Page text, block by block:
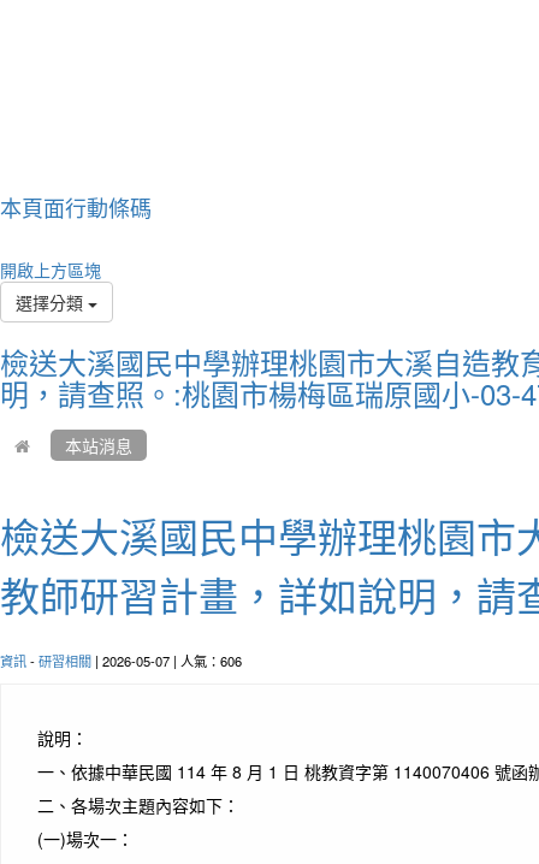
本頁面行動條碼
開啟上方區塊
選擇分類
檢送大溪國民中學辦理桃園市大溪自造
明，請查照。:桃園市楊梅區瑞原國小-03-
本站消息
檢送大溪國民中學辦理桃園
教師研習計畫，詳如說明，請
資訊-研習相關 | 2026-05-07 | 人氣：606
說明：
一、 依據中華民國 114 年 8 月 1 日 桃教資字第 1140070406 號函
二、 各場次主題內容如下：
(一)場次一：